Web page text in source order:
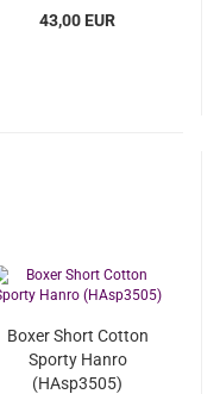
43,00 EUR
Boxer Short Cotton
Sporty Hanro
(HAsp3505)